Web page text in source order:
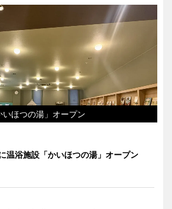
ほつの湯」オープン
温浴施設「かいほつの湯」オープン